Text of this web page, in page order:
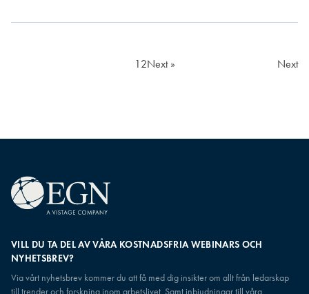
1 2Next » Next
VILL DU TA DEL AV VÅRA KOSTNADSFRIA WEBINARS OCH
NYHETSBREV?
Via vårt nyhetsbrev kommer du att få med dig insikter om allt från ledarskap
till trender och forskning inom arbetslivet. Samt inbjudningar till våra